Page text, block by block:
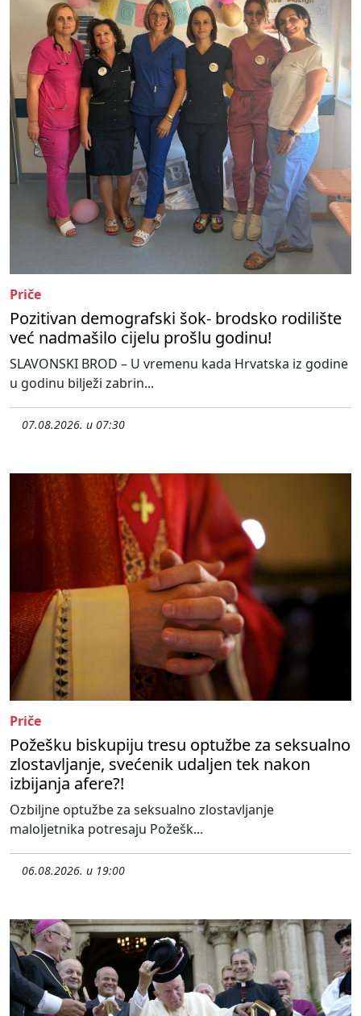
Priče
Pozitivan demografski šok- brodsko rodilište
već nadmašilo cijelu prošlu godinu!
SLAVONSKI BROD – U vremenu kada Hrvatska iz godine
u godinu bilježi zabrin...
07.08.2026. u 07:30
Priče
Požešku biskupiju tresu optužbe za seksualno
zlostavljanje, svećenik udaljen tek nakon
izbijanja afere?!
Ozbiljne optužbe za seksualno zlostavljanje
maloljetnika potresaju Požešk...
06.08.2026. u 19:00